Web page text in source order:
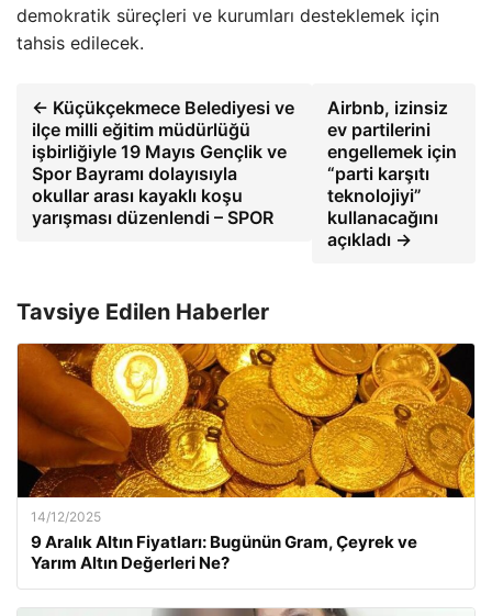
demokratik süreçleri ve kurumları desteklemek için
tahsis edilecek.
← Küçükçekmece Belediyesi ve
ilçe milli eğitim müdürlüğü
işbirliğiyle 19 Mayıs Gençlik ve
Spor Bayramı dolayısıyla
okullar arası kayaklı koşu
yarışması düzenlendi – SPOR
Airbnb, izinsiz
ev partilerini
engellemek için
“parti karşıtı
teknolojiyi”
kullanacağını
açıkladı →
Tavsiye Edilen Haberler
14/12/2025
9 Aralık Altın Fiyatları: Bugünün Gram, Çeyrek ve
Yarım Altın Değerleri Ne?